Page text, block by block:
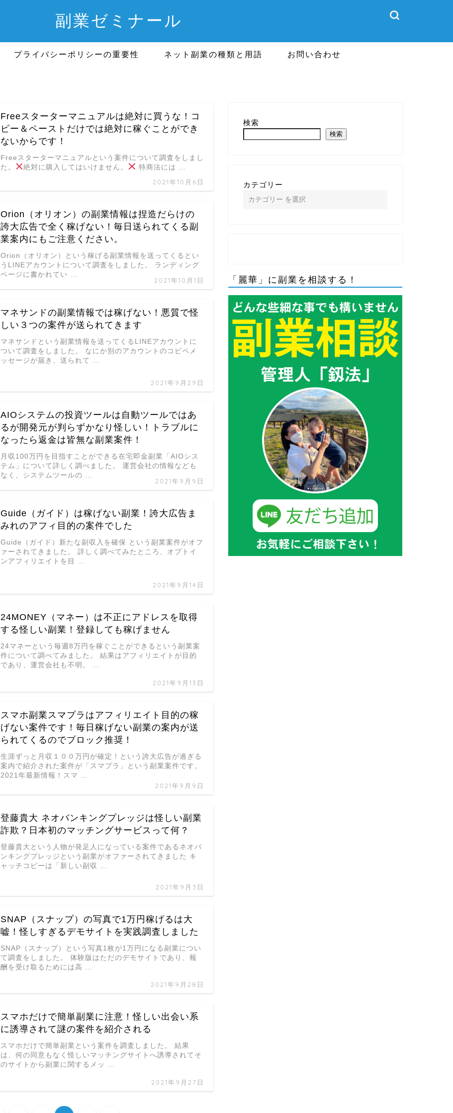
副業ゼミナール
プライバシーポリシーの重要性 ネット副業の種類と用語 お問い合わせ
Freeスターターマニュアルは絶対に買うな！コ
ピー＆ペーストだけでは絶対に稼ぐことができ
ないからです！
2021年10月6日
Freeスターターマニュアルという案件について調査をしまし
た。
絶対に購入してはいけません。 特商法には …
Orion（オリオン）の副業情報は捏造だらけの
誇大広告で全く稼げない！毎日送られてくる副
業案内にもご注意ください。
2021年10月1日
Orion（オリオン）という稼げる副業情報を送ってくるとい
うLINEアカウントについて調査をしました。 ランディング
ページに書かれてい …
マネサンドの副業情報では稼げない！悪質で怪
しい３つの案件が送られてきます
2021年9月29日
マネサンドという副業情報を送ってくるLINEアカウントに
ついて調査をしました。 なにか別のアカウントのコピペメ
ッセージが届き、送られて …
AIOシステムの投資ツールは自動ツールではあ
るが開発元が判らずかなり怪しい！トラブルに
なったら返金は皆無な副業案件！
2021年9月9日
月収100万円を目指すことができる在宅即金副業「AIOシス
テム」について詳しく調べました。 運営会社の情報なども
なく、システムツールの …
Guide（ガイド）は稼げない副業！誇大広告ま
みれのアフィ目的の案件でした
2021年9月14日
Guide（ガイド）新たな副収入を確保 という副業案件がオフ
ァーされてきました。 詳しく調べてみたところ、オプトイ
ンアフィリエイトを目 …
24MONEY（マネー）は不正にアドレスを取得
する怪しい副業！登録しても稼げません
2021年9月13日
24マネーという毎週8万円を稼ぐことができるという副業案
件について調べてみました。 結果はアフィリエイトが目的
であり、運営会社も不明。 …
スマホ副業スマプラはアフィリエイト目的の稼
げない案件です！毎日稼げない副業の案内が送
られてくるのでブロック推奨！
2021年9月9日
生涯ずっと月収１００万円が確定！という誇大広告が過ぎる
案内で紹介された案件が「スマプラ」という副業案件です。
2021年最新情報！スマ …
登藤貴大 ネオバンキングプレッジは怪しい副業
詐欺？日本初のマッチングサービスって何？
2021年9月3日
登藤貴大という人物が発足人になっている案件であるネオバ
ンキングプレッジという副業がオファーされてきました キ
ャッチコピーは「新しい副収 …
SNAP（スナップ）の写真で1万円稼げるは大
嘘！怪しすぎるデモサイトを実践調査しました
2021年9月28日
SNAP（スナップ）という写真1枚が1万円になる副業につい
て調査をしました。 体験版はただのデモサイトであり、報
酬を受け取るためには高 …
スマホだけで簡単副業に注意！怪しい出会い系
に誘導されて謎の案件を紹介される
2021年9月27日
スマホだけで簡単副業という案件を調査しました。 結果
は、何の同意もなく怪しいマッチングサイトへ誘導されてそ
のサイトから副業に関するメッ …
検索
検索
カテゴリー
「麗華」に副業を相談する！